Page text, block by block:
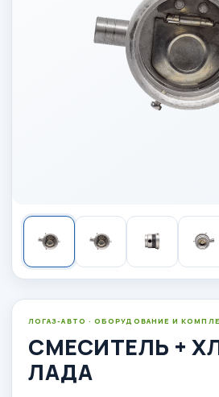
ЛОГАЗ-АВТО · ОБОРУДОВАНИЕ И
СМЕСИТЕЛЬ +
ЛАДА